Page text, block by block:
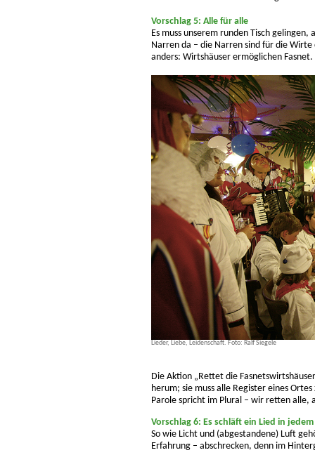
Vorschlag 5: Alle für alle
Es muss unserem runden Tisch
Narren da – die Narren sind für die
anders: Wirtshäuser ermöglichen
Lieder, Liebe, Leidenschaft. Foto: Ralf Siegele
Die Aktion „Rettet die
herum; sie muss alle Register eines
Parole spricht im Plural – wir retten alle,
Vorschlag 6: Es schläft ein Lied in
So wie Licht und (abgestandene) Luft
Erfahrung – abschrecken, denn im